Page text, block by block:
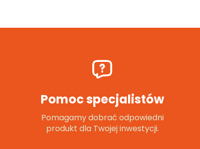
Pomoc specjalistów
Pomagamy dobrać odpowiedni
produkt dla Twojej inwestycji.